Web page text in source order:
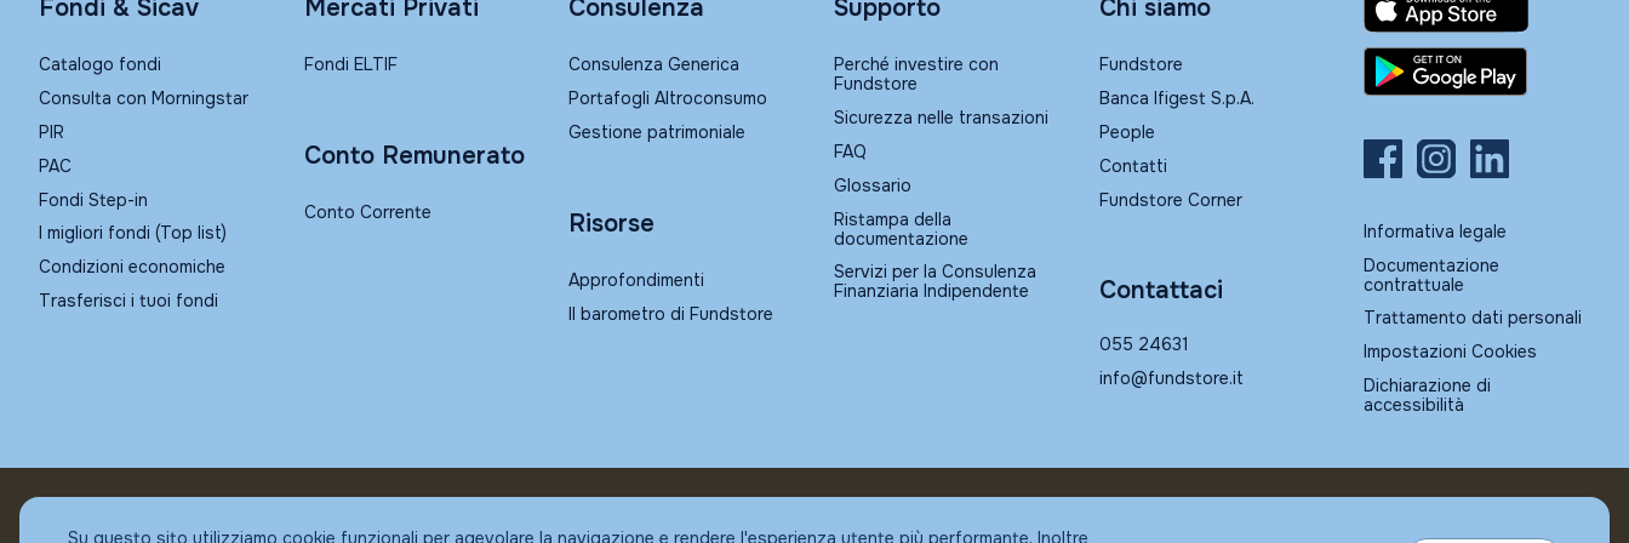
Fondi & Sicav
Catalogo fondi
Consulta con Morningstar
PIR
PAC
Fondi Step-in
I migliori fondi (Top list)
Condizioni economiche
Trasferisci i tuoi fondi
Mercati Privati
Fondi ELTIF
Conto Remunerato
Conto Corrente
Consulenza
Consulenza Generica
Portafogli Altroconsumo
Gestione patrimoniale
Risorse
Approfondimenti
Il barometro di Fundstore
Supporto
Perché investire con
Fundstore
Sicurezza nelle transazioni
FAQ
Glossario
Ristampa della
documentazione
Servizi per la Consulenza
Finanziaria Indipendente
Chi siamo
Fundstore
Banca Ifigest S.p.A.
People
Contatti
Fundstore Corner
Contattaci
055 24631
info@fundstore.it
Informativa legale
Documentazione
contrattuale
Trattamento dati personali
Impostazioni Cookies
Dichiarazione di
accessibilità
Su questo sito utilizziamo cookie funzionali per agevolare la navigazione e rendere l'esperienza utente più performante. Inoltre